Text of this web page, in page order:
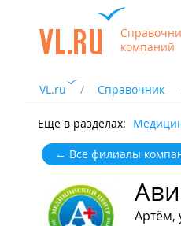
компаний
VL.ru Справочник
Ещё в разделах:
← Все филиалы
Артём,